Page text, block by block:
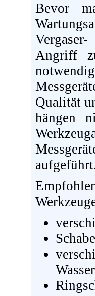
Bevor
Angriff
Qualität
hängen